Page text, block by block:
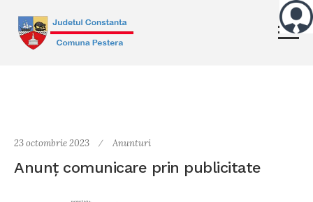
23 octombrie 2023 Anunturi
Anunţ comunicare prin publicitate